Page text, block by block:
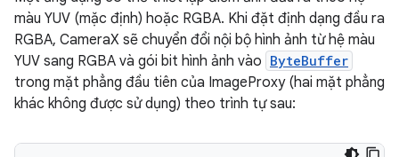
màu YUV (mặc định) hoặc RGBA. Khi đặt định dạng đầu ra
RGBA, CameraX sẽ chuyển đổi nội bộ hình ảnh từ hệ màu
YUV sang RGBA và gói bit hình ảnh vào ByteBuffer
trong mặt phẳng đầu tiên của ImageProxy (hai mặt phẳng
khác không được sử dụng) theo trình tự sau: